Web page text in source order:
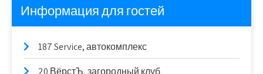
Информация для гостей
187 Service, автокомплекс
20 ВёрстЪ, загородный клуб